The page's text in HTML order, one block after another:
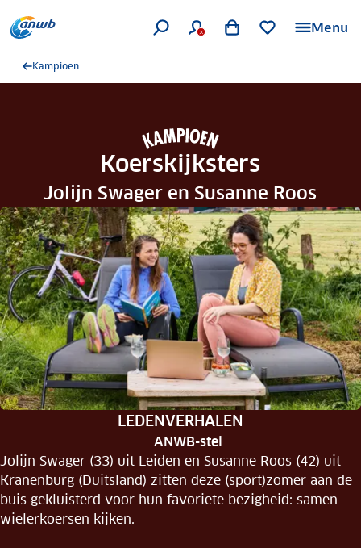
Menu
Kampioen
Koerskijksters
Jolijn Swager en Susanne Roos
RUBRIEK:
LEDENVERHALEN
ANWB-stel
Jolijn Swager (33) uit Leiden en Susanne Roos (42) uit
Kranenburg (Duitsland) zitten deze (sport)zomer aan de
buis gekluisterd voor hun favoriete bezigheid: samen
wielerkoersen kijken.